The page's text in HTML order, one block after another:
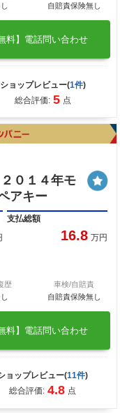
自賠責保険無し
無料】電話問い合わせ
ショップレビュー(1件)
総合評価: 5 点
０１４年モ
アキー
支払総額
16.8 万円
歴
車検/自賠責
自賠責保険無し
無料】電話問い合わせ
ョップレビュー(11件)
総合評価: 4.8 点